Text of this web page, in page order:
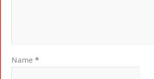
Name*